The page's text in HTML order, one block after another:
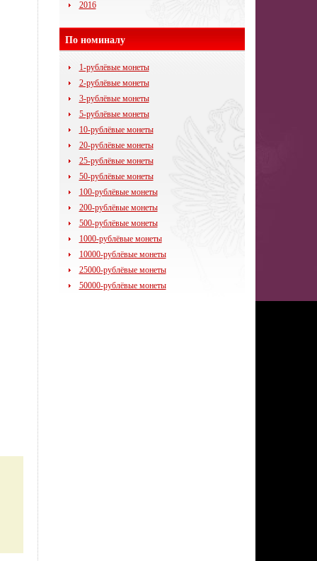
2016
По номиналу
1-рублёвые монеты
2-рублёвые монеты
3-рублёвые монеты
5-рублёвые монеты
10-рублёвые монеты
20-рублёвые монеты
25-рублёвые монеты
50-рублёвые монеты
100-рублёвые монеты
200-рублёвые монеты
500-рублёвые монеты
1000-рублёвые монеты
10000-рублёвые монеты
25000-рублёвые монеты
50000-рублёвые монеты